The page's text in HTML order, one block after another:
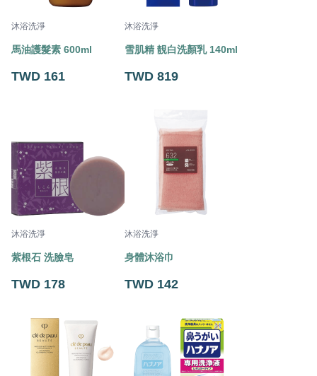
沐浴洗淨
馬油護髮素 600ml
TWD 161
沐浴洗淨
雪肌精 靚白洗顏乳 140ml
TWD 819
沐浴洗淨
紫根石 洗臉皂
TWD 178
沐浴洗淨
身體沐浴巾
TWD 142